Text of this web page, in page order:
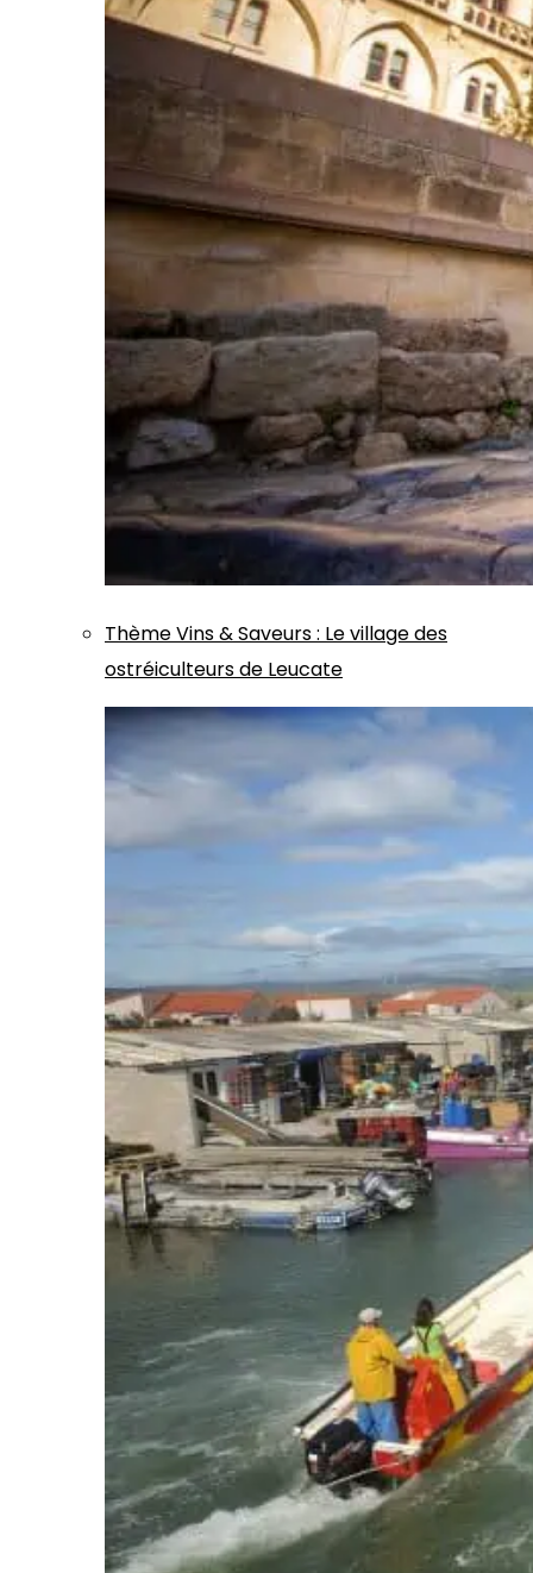
ThèmeVins & Saveurs: Le village des
ostréiculteurs de Leucate